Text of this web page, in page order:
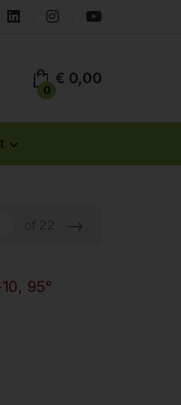
0
€ 0,00
of 22 →
95°
Seine Funktionalität ist